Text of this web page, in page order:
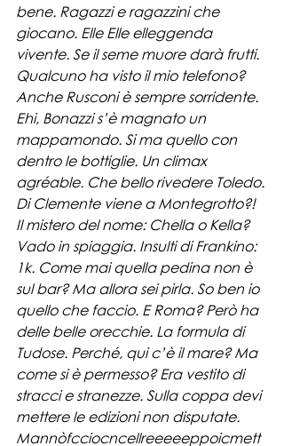
bene. Ragazzi e ragazzini che
giocano. Elle Elle elleggenda
vivente. Se il seme muore darà frutti.
Qualcuno ha visto il mio telefono?
Anche Rusconi è sempre sorridente.
Ehi, Bonazzi s’è magnato un
mappamondo. Si ma quello con
dentro le bottiglie. Un climax
agréable. Che bello rivedere Toledo.
Di Clemente viene a Montegrotto?!
Il mistero del nome: Chella o Kella?
Vado in spiaggia. Insulti di Frankino:
1k. Come mai quella pedina non è
sul bar? Ma allora sei pirla. So ben io
quello che faccio. E Roma? Però ha
delle belle orecchie. La formula di
Tudose. Perché, qui c’è il mare? Ma
come si è permesso? Era vestito di
stracci e stranezze. Sulla coppa devi
mettere le edizioni non disputate.
Mannòfcciocncellreeeeeppoicmett